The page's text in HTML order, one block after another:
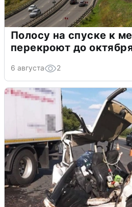
Полосу на спуске к
перекроют до
6 августа 2